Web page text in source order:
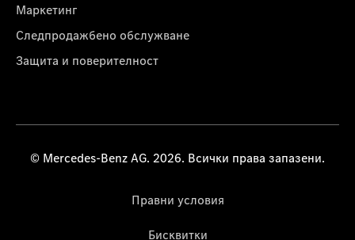
Маркетинг
Следпродажбено обслужване
Защита и поверителност
© Mercedes-Benz AG. 2026. Всички права запазени.
Правни условия
Бисквитки